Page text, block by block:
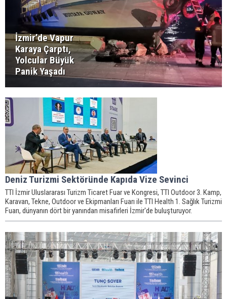
İzmir’de Vapur
Karaya Çarptı,
Yolcular Büyük
Panik Yaşadı
Deniz Turizmi Sektöründe Kapıda Vize Sevinci
TTI İzmir Uluslararası Turizm Ticaret Fuar ve Kongresi, TTI Outdoor 3. Kamp,
Karavan, Tekne, Outdoor ve Ekipmanları Fuarı ile TTI Health 1. Sağlık Turizmi
Fuarı, dünyanın dört bir yanından misafirleri İzmir'de buluşturuyor.